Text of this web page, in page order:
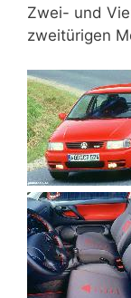
Zwei- und
zweitürigen